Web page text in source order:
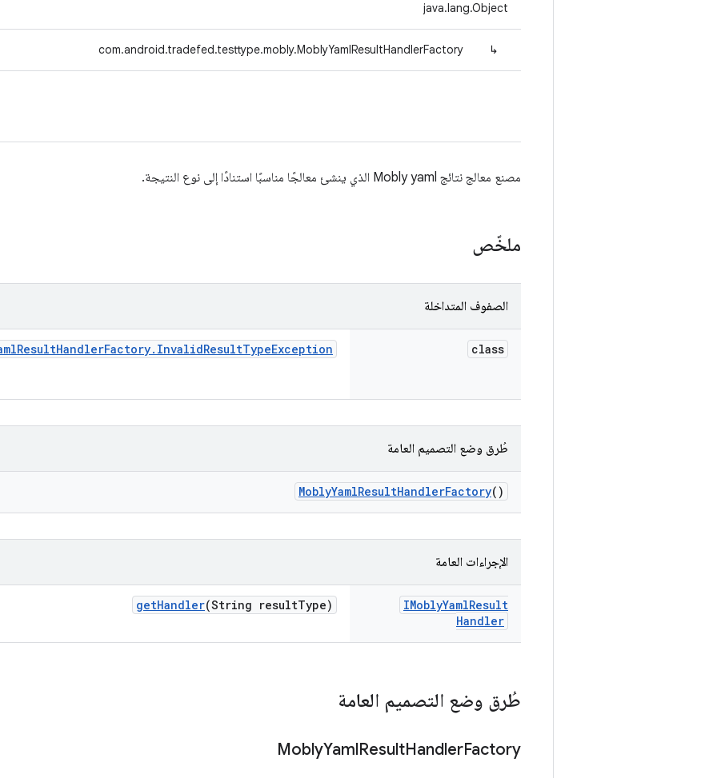
java.lang.Object
↳
com.android.tradefed.testtype.mobly.MoblyYamlResultHandlerFactory
مصنع معالج نتائج Mobly yaml الذي ينشئ معالجًا مناسبًا استنادًا إلى نوع النتيجة.
ملخّص
الصفوف المتداخلة
class
ResultHandlerFactory. InvalidResultTypeException
طُرق وضع التصميم العامة
MoblyYamlResultHandlerFactory()
الإجراءات العامة
IMoblyYamlResult
Handler
getHandler(String resultType)
طُرق وضع التصميم العامة
MoblyYamlResultHandlerFactory